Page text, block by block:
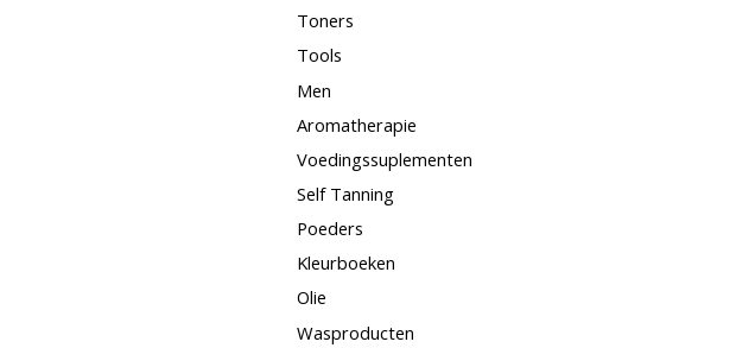
Toners
Tools
Men
Aromatherapie
Voedingssuplementen
Self Tanning
Poeders
Kleurboeken
Olie
Wasproducten